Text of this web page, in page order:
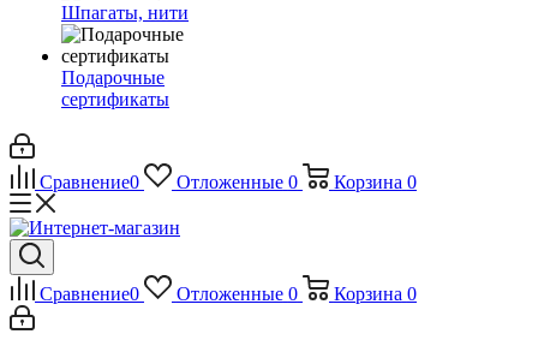
Шпагаты, нити
Подарочные
сертификаты
Сравнение0 Отложенные 0 Корзина 0
Сравнение0 Отложенные 0 Корзина 0